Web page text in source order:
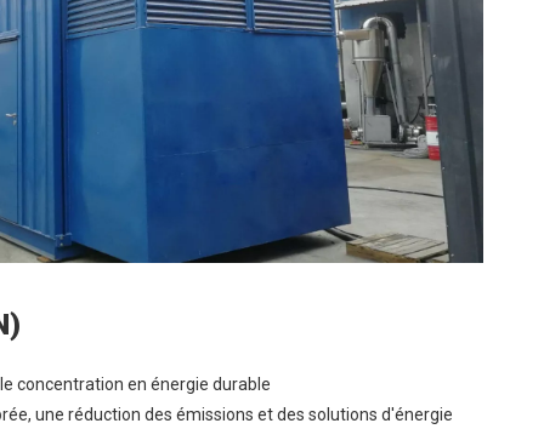
concentration en énergie durable
une réduction des émissions et des solutions d'énergie